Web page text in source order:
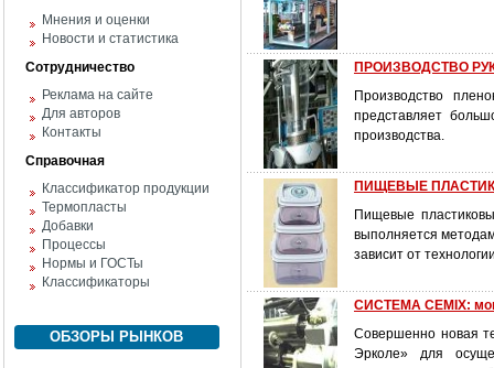
Мнения и оценки
Новости и статистика
Сотрудничество
Реклама на сайте
Для авторов
Контакты
Справочная
Классификатор продукции
Термопласты
Добавки
Процессы
Нормы и ГОСТы
Классификаторы
ОБЗОРЫ РЫНКОВ
ПРОИЗВОДСТВО
Производство
представляет
производства.
ПИЩЕВЫЕ
Пищевые
выполняется
зависит от
СИСТЕМА CEMIX:
Совершенно новая
Эрколе» для